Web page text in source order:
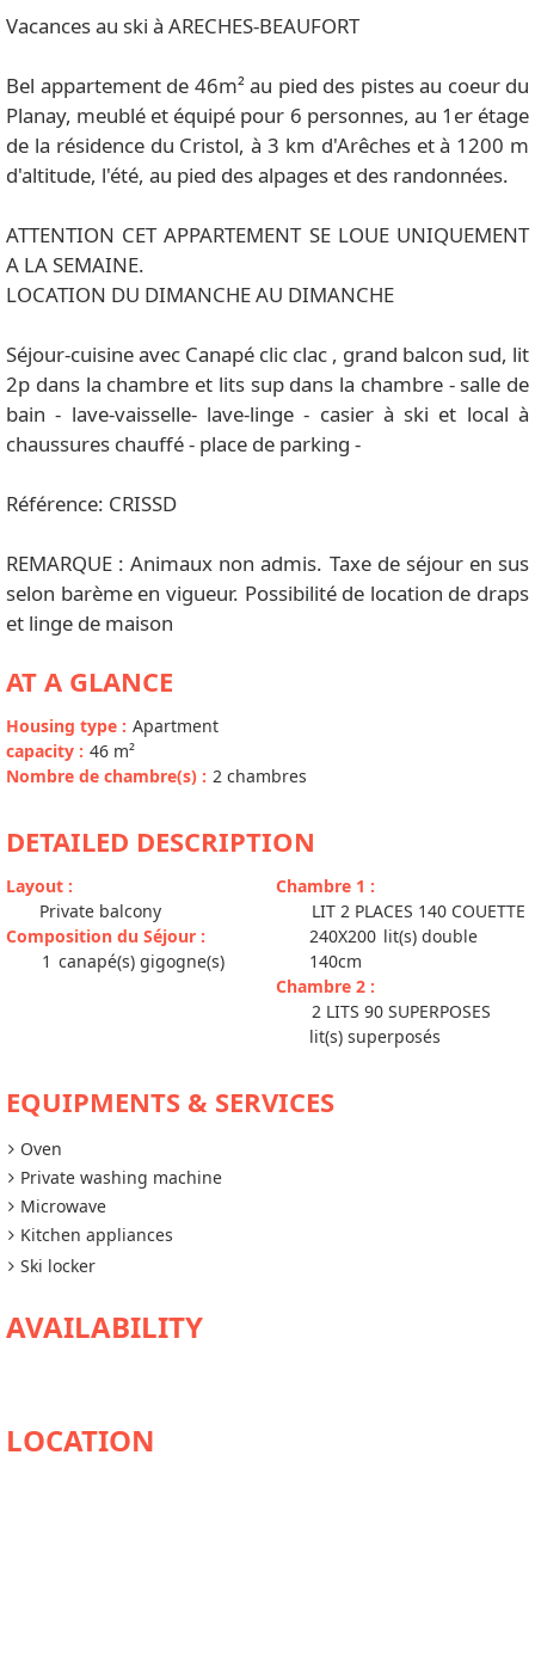
Vacances au ski à ARECHES-BEAUFORT
Bel appartement de 46m² au pied des pistes au coeur du
Planay, meublé et équipé pour 6 personnes, au 1er étage
de la résidence du Cristol, à 3 km d'Arêches et à 1200 m
d'altitude, l'été, au pied des alpages et des randonnées.
ATTENTION CET APPARTEMENT SE LOUE UNIQUEMENT
A LA SEMAINE.
LOCATION DU DIMANCHE AU DIMANCHE
Séjour-cuisine avec Canapé clic clac , grand balcon sud, lit
2p dans la chambre et lits sup dans la chambre - salle de
bain - lave-vaisselle- lave-linge - casier à ski et local à
chaussures chauffé - place de parking -
Référence: CRISSD
REMARQUE : Animaux non admis. Taxe de séjour en sus
selon barème en vigueur. Possibilité de location de draps
et linge de maison
AT A GLANCE
Housing type : Apartment
capacity : 46 m²
Nombre de chambre(s) : 2 chambres
DETAILED DESCRIPTION
Layout :
Private balcony
Composition du Séjour :
1 canapé(s) gigogne(s)
Chambre 1 :
LIT 2 PLACES 140 COUETTE
240X200 lit(s) double
140cm
Chambre 2 :
2 LITS 90 SUPERPOSES
lit(s) superposés
EQUIPMENTS & SERVICES
Oven
Private washing machine
Microwave
Kitchen appliances
Ski locker
AVAILABILITY